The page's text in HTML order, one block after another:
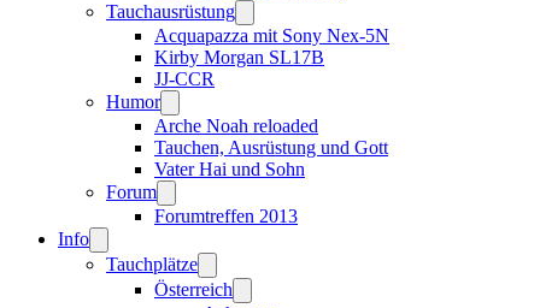
Tauchausrüstung
Acquapazza mit Sony Nex-5N
Kirby Morgan SL17B
JJ-CCR
Humor
Arche Noah reloaded
Tauchen, Ausrüstung und Gott
Vater Hai und Sohn
Forum
Forumtreffen 2013
Info
Tauchplätze
Österreich